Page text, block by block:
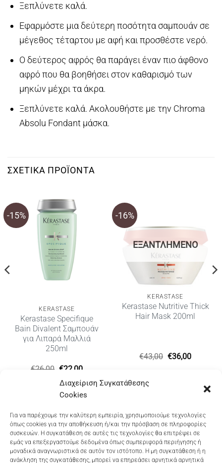
Διαχείριση Συγκατάθεσης
Cookies
Για να παρέχουμε την καλύτερη εμπειρία, χρησιμοποιούμε τεχνολογίες
όπως cookies για την αποθήκευση ή/και την πρόσβαση σε πληροφορίες
συσκευών. Η συγκατάθεση σε αυτές τις τεχνολογίες θα επιτρέψει σε
εμάς να επεξεργαστούμε δεδομένα όπως συμπεριφορά περιήγησης ή
μοναδικά αναγνωριστικά σε αυτόν τον ιστότοπο. Η μη συγκατάθεση ή η
ανάκληση της συγκατάθεσης, μπορεί να επηρεάσει αρνητικά αρνητικά
Ξεπλύνετε καλά.
Εφαρμόστε μια δεύτερη ποσότητα σαμπουάν σε
μέγεθος τέταρτου με αφή και προσθέστε νερό.
Ο δεύτερος αφρός θα παράγει έναν πιο άφθονο
αφρό που θα βοηθήσει στον καθαρισμό των
μηκών μέχρι τα άκρα.
Ξεπλύνετε καλά. Ακολουθήστε με την Chroma
Absolu Fondant μάσκα.
ΣΧΕΤΙΚΆ ΠΡΟΪΌΝΤΑ
-15%
KERASTASE
Kerastase Specifique
Bain Divalent Σαμπουάν
για Λιπαρά Μαλλιά
250ml
€26,00 Original
was:
€26,00.
€22,00Η
τιμή
€22,00.
-16%
ΕΞΑΝΤΛΗΜΈΝΟ
KERASTASE
Kerastase Nutritive Thick
Hair Mask 200ml
€43,00 Original
€36,00Η
€36,00.
Dioni Hair Care, Ζυμβρακάκηδων 33, τηλ 28210
91906
Dioni Hair Spa, Κ. Σφακιανάκη 5, τηλ 28210 94712